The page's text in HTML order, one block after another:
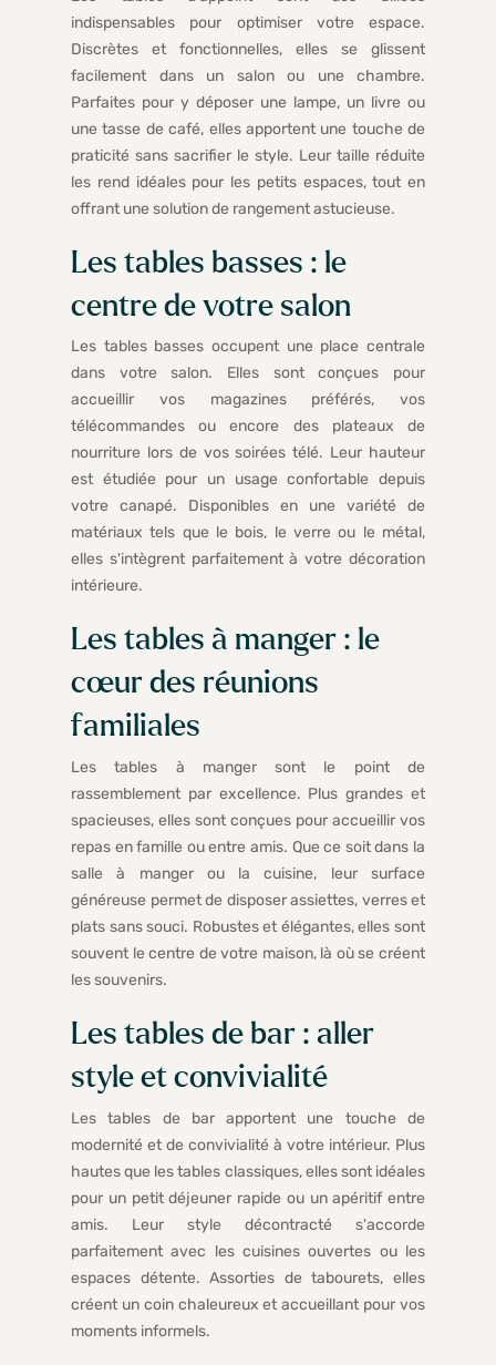
indispensables pour optimiser votre espace.
Discrètes et fonctionnelles, elles se glissent
facilement dans un salon ou une chambre.
Parfaites pour y déposer une lampe, un livre ou
une tasse de café, elles apportent une touche de
praticité sans sacrifier le style. Leur taille réduite
les rend idéales pour les petits espaces, tout en
offrant une solution de rangement astucieuse.
Les tables basses : le
centre de votre salon
Les tables basses occupent une place centrale
dans votre salon. Elles sont conçues pour
accueillir vos magazines préférés, vos
télécommandes ou encore des plateaux de
nourriture lors de vos soirées télé. Leur hauteur
est étudiée pour un usage confortable depuis
votre canapé. Disponibles en une variété de
matériaux tels que le bois, le verre ou le métal,
elles s'intègrent parfaitement à votre décoration
intérieure.
Les tables à manger : le
cœur des réunions
familiales
Les tables à manger sont le point de
rassemblement par excellence. Plus grandes et
spacieuses, elles sont conçues pour accueillir vos
repas en famille ou entre amis. Que ce soit dans la
salle à manger ou la cuisine, leur surface
généreuse permet de disposer assiettes, verres et
plats sans souci. Robustes et élégantes, elles sont
souvent le centre de votre maison, là où se créent
les souvenirs.
Les tables de bar : aller
style et convivialité
Les tables de bar apportent une touche de
modernité et de convivialité à votre intérieur. Plus
hautes que les tables classiques, elles sont idéales
pour un petit déjeuner rapide ou un apéritif entre
amis. Leur style décontracté s'accorde
parfaitement avec les cuisines ouvertes ou les
espaces détente. Assorties de tabourets, elles
créent un coin chaleureux et accueillant pour vos
moments informels.